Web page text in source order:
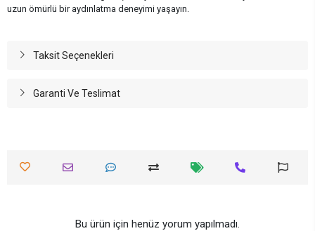
uzun ömürlü bir aydınlatma deneyimi yaşayın.
Taksit Seçenekleri
Garanti Ve Teslimat
Bu ürün için henüz yorum yapılmadı.